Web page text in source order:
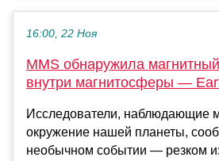
16:00, 22 Ноя
MMS обнаружила
внутри магнитосферы —
Исследователи, наблюдающие
окружение нашей планеты,
необычном событии — резком